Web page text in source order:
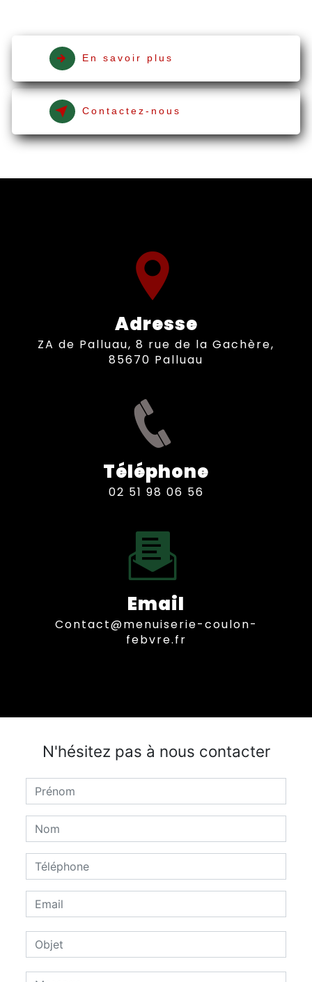
En savoir plus
Contactez-nous
Adresse
ZA de Palluau, 8 rue de la Gachère,
85670 Palluau
Téléphone
02 51 98 06 56
Email
contact@menuiserie-coulon-
febvre.fr
N'hésitez pas à nous contacter